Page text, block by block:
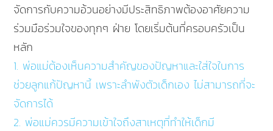
จัดการกับความอ้วนอย่างมีประสิทธิภาพต้องอาศัยความ
ร่วมมือร่วมใจของทุกๆ ฝ่าย โดยเริ่มต้นที่ครอบครัวเป็น
หลัก
1. พ่อแม่ต้องเห็นความสำคัญของปัญหาและใส่ใจในการ
ช่วยลูกแก้ปัญหานี้ เพราะลำพังตัวเด็กเอง ไม่สามารถที่จะ
จัดการได้
2. พ่อแม่ควรมีความเข้าใจถึงสาเหตุที่ทำให้เด็กมี